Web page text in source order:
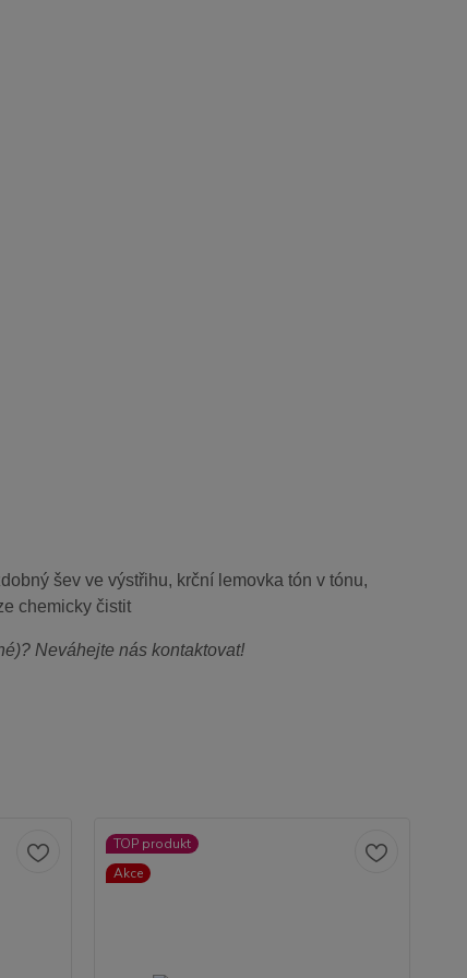
šev ve výstřihu, krční lemovka tón v tónu,
chemicky čistit
Neváhejte nás kontaktovat!
TOP produkt
Akce